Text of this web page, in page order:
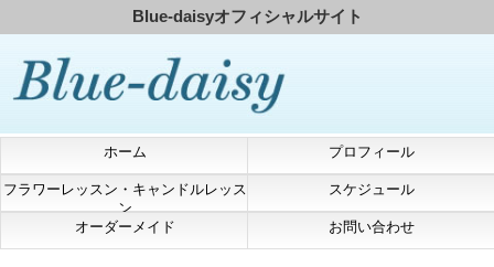
Blue-daisyオフィシャルサイト
ホーム プロフィール
フラワーレッスン・キャンドルレッス
ン
スケジュール
オーダーメイド お問い合わせ